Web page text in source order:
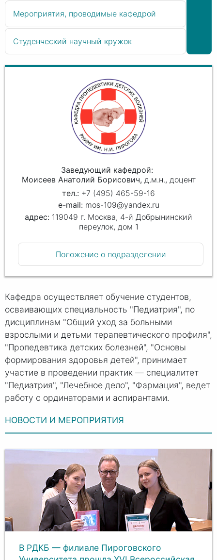
Мероприятия, проводимые кафедрой
Студенческий научный кружок
Заведующий кафедрой
Моисеев Анатолий Борисович д.м.н., доцент
+7 (495) 465-59-16
mos-109@yandex.ru
119049 г. Москва, 4-й Добрынинский
переулок, дом 1
Положение о подразделении
Кафедра осуществляет обучение студентов,
осваивающих специальность "Педиатрия", по
дисциплинам "Общий уход за больными
взрослыми и детьми терапевтического профиля",
"Пропедевтика детских болезней", "Основы
формирования здоровья детей", принимает
участие в проведении практик — специалитет
"Педиатрия", "Лечебное дело", "Фармация", ведет
работу с ординаторами и аспирантами.
НОВОСТИ И МЕРОПРИЯТИЯ
В РДКБ — филиале Пироговского